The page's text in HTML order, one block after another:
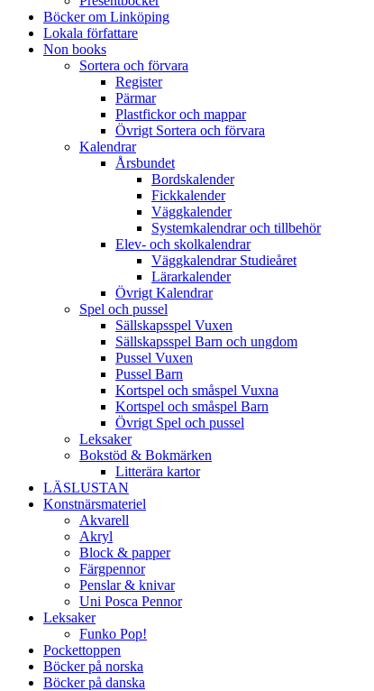
Böcker om Linköping
Lokala författare
Non books
Sortera och förvara
Register
Pärmar
Plastfickor och mappar
Övrigt Sortera och förvara
Kalendrar
Årsbundet
Bordskalender
Fickkalender
Väggkalender
Systemkalendrar och tillbehör
Elev- och skolkalendrar
Väggkalendrar Studieåret
Lärarkalender
Övrigt Kalendrar
Spel och pussel
Sällskapsspel Vuxen
Sällskapsspel Barn och ungdom
Pussel Vuxen
Pussel Barn
Kortspel och småspel Vuxna
Kortspel och småspel Barn
Övrigt Spel och pussel
Leksaker
Bokstöd & Bokmärken
Litterära kartor
LÄSLUSTAN
Konstnärsmateriel
Akvarell
Akryl
Block & papper
Färgpennor
Penslar & knivar
Uni Posca Pennor
Leksaker
Funko Pop!
Pockettoppen
Böcker på norska
Böcker på danska